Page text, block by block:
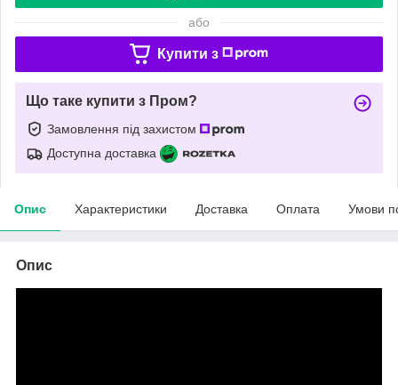
або
Купити з
Що таке купити з Пром?
Замовлення під захистом
Доступна доставка
Опис Характеристики Доставка Оплата Умови
Опис